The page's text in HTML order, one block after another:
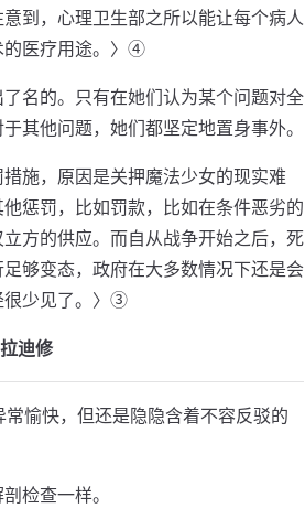
到，心理卫生部之所以能让每个病人
的医疗用途。〉④
名的。只有在她们认为某个问题对全
其他问题，她们都坚定地置身事外。
施，原因是关押魔法少女的现实难
惩罚，比如罚款，比如在条件恶劣的
方的供应。而自从战争开始之后，死
够变态，政府在大多数情况下还是会
很少见了。〉③
迪修
愉快，但还是隐隐含着不容反驳的
检查一样。